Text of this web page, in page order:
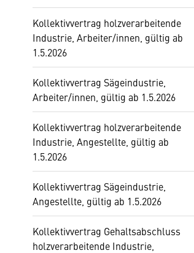
Kollektivvertrag holzverarbeitende
Industrie, Arbeiter/innen, gültig ab
1.5.2026
Kollektivvertrag Sägeindustrie,
Arbeiter/innen, gültig ab 1.5.2026
Kollektivvertrag holzverarbeitende
Industrie, Angestellte, gültig ab
1.5.2026
Kollektivvertrag Sägeindustrie,
Angestellte, gültig ab 1.5.2026
Kollektivvertrag Gehaltsabschluss
holzverarbeitende Industrie,